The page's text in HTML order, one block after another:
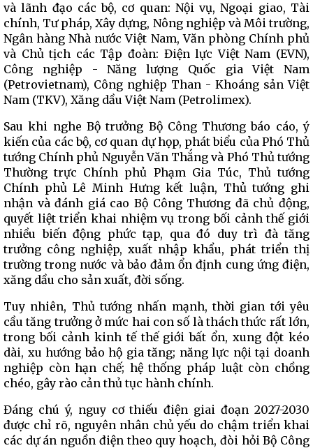
và lãnh đạo các bộ, cơ quan: Nội vụ, Ngoại giao, Tài
chính, Tư pháp, Xây dựng, Nông nghiệp và Môi trường,
Ngân hàng Nhà nước Việt Nam, Văn phòng Chính phủ
và Chủ tịch các Tập đoàn: Điện lực Việt Nam (EVN),
Công nghiệp - Năng lượng Quốc gia Việt Nam
(Petrovietnam), Công nghiệp Than - Khoáng sản Việt
Nam (TKV), Xăng dầu Việt Nam (Petrolimex).
Sau khi nghe Bộ trưởng Bộ Công Thương báo cáo, ý
kiến của các bộ, cơ quan dự họp, phát biểu của Phó Thủ
tướng Chính phủ Nguyễn Văn Thắng và Phó Thủ tướng
Thường trực Chính phủ Phạm Gia Túc, Thủ tướng
Chính phủ Lê Minh Hưng kết luận, Thủ tướng ghi
nhận và đánh giá cao Bộ Công Thương đã chủ động,
quyết liệt triển khai nhiệm vụ trong bối cảnh thế giới
nhiều biến động phức tạp, qua đó duy trì đà tăng
trưởng công nghiệp, xuất nhập khẩu, phát triển thị
trường trong nước và bảo đảm ổn định cung ứng điện,
xăng dầu cho sản xuất, đời sống.
Tuy nhiên, Thủ tướng nhấn mạnh, thời gian tới yêu
cầu tăng trưởng ở mức hai con số là thách thức rất lớn,
trong bối cảnh kinh tế thế giới bất ổn, xung đột kéo
dài, xu hướng bảo hộ gia tăng; năng lực nội tại doanh
nghiệp còn hạn chế; hệ thống pháp luật còn chồng
chéo, gây rào cản thủ tục hành chính.
Đáng chú ý, nguy cơ thiếu điện giai đoạn 2027-2030
được chỉ rõ, nguyên nhân chủ yếu do chậm triển khai
các dự án nguồn điện theo quy hoạch, đòi hỏi Bộ Công